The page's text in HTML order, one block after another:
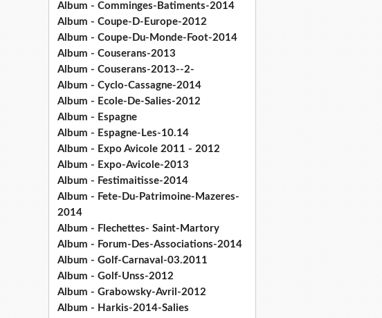
Album - Comminges-Batiments-2014
Album - Coupe-D-Europe-2012
Album - Coupe-Du-Monde-Foot-2014
Album - Couserans-2013
Album - Couserans-2013--2-
Album - Cyclo-Cassagne-2014
Album - Ecole-De-Salies-2012
Album - Espagne
Album - Espagne-Les-10.14
Album - Expo Avicole 2011 - 2012
Album - Expo-Avicole-2013
Album - Festimaitisse-2014
Album - Fete-Du-Patrimoine-Mazeres-
2014
Album - Flechettes- Saint-Martory
Album - Forum-Des-Associations-2014
Album - Golf-Carnaval-03.2011
Album - Golf-Unss-2012
Album - Grabowsky-Avril-2012
Album - Harkis-2014-Salies